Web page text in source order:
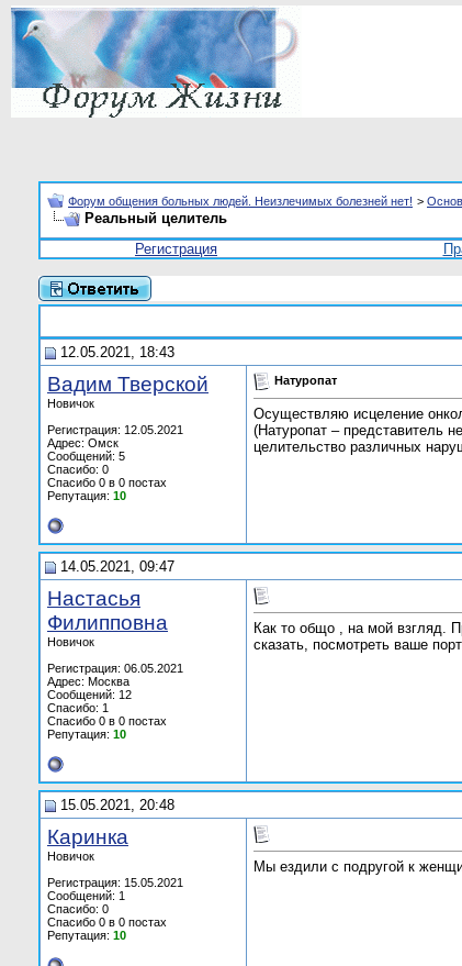
Форум общения больных людей. Неизлечимых болезней нет! >
Реальный целитель
Регистрация
12.05.2021, 18:43
Вадим Тверской
Новичок
Регистрация: 12.05.2021
Адрес: Омск
Сообщений: 5
Спасибо: 0
Спасибо 0 в 0 постах
Репутация: 10
Натуропат
Осуществляю исцеление
(Натуропат – представитель
целительство различных
14.05.2021, 09:47
Настасья
Филипповна
Новичок
Регистрация: 06.05.2021
Адрес: Москва
Сообщений: 12
Спасибо: 1
Спасибо 0 в 0 постах
Репутация: 10
Как то общо , на мой взгляд.
сказать, посмотреть ваше
15.05.2021, 20:48
Каринка
Новичок
Регистрация: 15.05.2021
Сообщений: 1
Спасибо: 0
Спасибо 0 в 0 постах
Репутация: 10
Мы ездили с подругой к